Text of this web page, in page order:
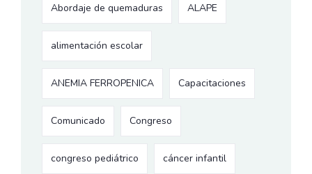
Abordaje de quemaduras ALAPE
alimentación escolar
ANEMIA FERROPENICA Capacitaciones
Comunicado Congreso
congreso pediátrico cáncer infantil